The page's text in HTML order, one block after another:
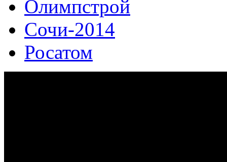
Олимпстрой
Сочи-2014
Росатом